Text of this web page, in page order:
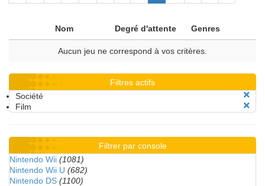
Nom Degré d'attente Genres
Aucun jeu ne correspond à vos critères.
Filtres actifs
Société
Film
Filtrer par console
Nintendo Wii (1081)
Nintendo Wii U (682)
Nintendo DS (1100)